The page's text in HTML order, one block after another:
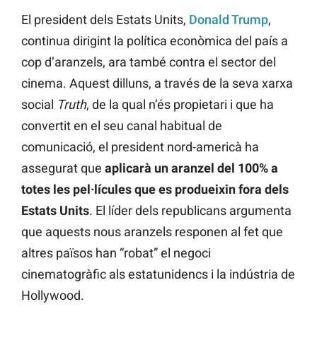
El president dels Estats Units, Donald Trump,
continua dirigint la política econòmica del país a
cop d’aranzels, ara també contra el sector del
cinema. Aquest dilluns, a través de la seva xarxa
social Truth, de la qual n’és propietari i que ha
convertit en el seu canal habitual de
comunicació, el president nord-americà ha
assegurat que aplicarà un aranzel del 100% a
totes les pel·lícules que es produeixin fora dels
Estats Units. El líder dels republicans argumenta
que aquests nous aranzels responen al fet que
altres països han “robat” el negoci
cinematogràfic als estatunidencs i la indústria de
Hollywood.